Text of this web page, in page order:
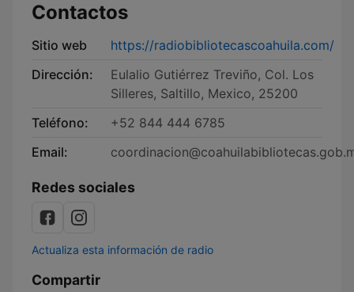
Contactos
Sitio web
https://radiobibliotecascoahuila.com/
Dirección:
Eulalio Gutiérrez Treviño, Col. Los
Silleres, Saltillo, Mexico, 25200
Teléfono:
+52 844 444 6785
Email:
Redes sociales
Actualiza esta información de radio
Compartir